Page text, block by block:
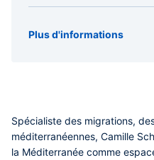
Plus d'informations
Spécialiste des migrations,
méditerranéennes, Camille
la Méditerranée comme